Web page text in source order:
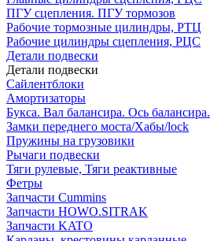
ПГУ сцепления. ПГУ тормозов
Рабочие тормозные цилиндры, РТЦ
Рабочие цилиндры сцепления, РЦС
Детали подвески
Детали подвески
Cайлентблоки
Амортизаторы
Букса. Вал балансира. Ось балансира.
Замки переднего моста/Хабы/lock
Пружины на грузовики
Рычаги подвески
Тяги рулевые, Тяги реактивные
Фетры
Запчасти Cummins
Запчасти HOWO.SITRAK
Запчасти KATO